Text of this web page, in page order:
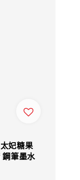
妃糖果
鋼筆墨水